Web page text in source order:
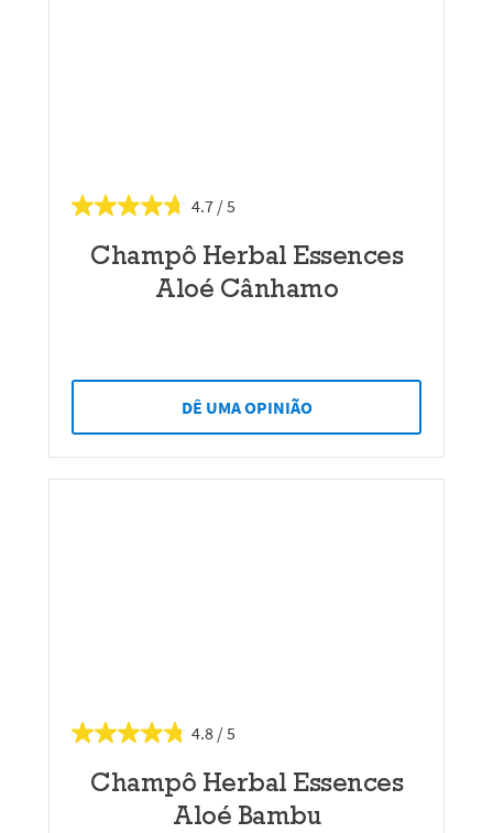
4.7
Champô Herbal Essences
Aloé Cânhamo
DÊ UMA OPINIÃO
4.8
Champô Herbal Essences
Aloé Bambu